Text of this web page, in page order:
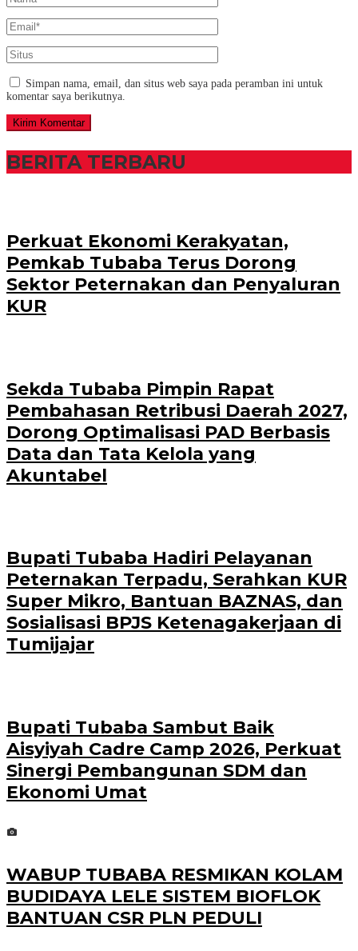
Simpan nama, email, dan situs web saya pada peramban ini untuk
komentar saya berikutnya.
BERITA TERBARU
Perkuat Ekonomi Kerakyatan,
Pemkab Tubaba Terus Dorong
Sektor Peternakan dan Penyaluran
KUR
Sekda Tubaba Pimpin Rapat
Pembahasan Retribusi Daerah 2027,
Dorong Optimalisasi PAD Berbasis
Data dan Tata Kelola yang
Akuntabel
Bupati Tubaba Hadiri Pelayanan
Peternakan Terpadu, Serahkan KUR
Super Mikro, Bantuan BAZNAS, dan
Sosialisasi BPJS Ketenagakerjaan di
Tumijajar
Bupati Tubaba Sambut Baik
Aisyiyah Cadre Camp 2026, Perkuat
Sinergi Pembangunan SDM dan
Ekonomi Umat
WABUP TUBABA RESMIKAN KOLAM
BUDIDAYA LELE SISTEM BIOFLOK
BANTUAN CSR PLN PEDULI